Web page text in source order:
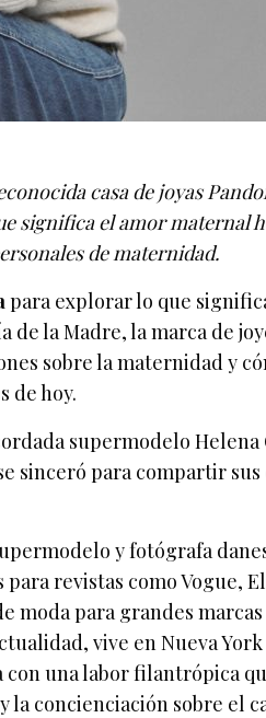
casa de joyas
significa el amor maternal
de maternidad.
para explorar lo que
la Madre, la marca de
sobre la maternidad y
de hoy.
supermodelo
sinceró para compartir
y fotógrafa
revistas como Vogue,
moda para grandes
vive en Nueva
una labor filantrópica
la concienciación sobre el